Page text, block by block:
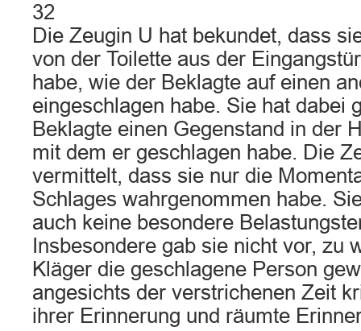
32
Die Zeugin U hat bekundet, dass
von der Toilette aus der
habe, wie der Beklagte auf einen
eingeschlagen habe. Sie hat dabei
Beklagte einen Gegenstand in der
mit dem er geschlagen habe. Die
vermittelt, dass sie nur die
Schlages wahrgenommen habe.
auch keine besondere
Insbesondere gab sie nicht vor, zu
Kläger die geschlagene Person
angesichts der verstrichenen Zeit
ihrer Erinnerung und räumte